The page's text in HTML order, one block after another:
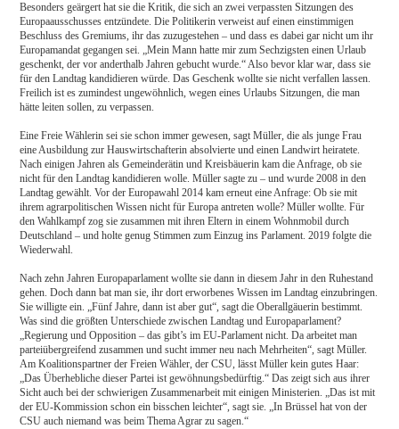
Besonders geärgert hat sie die Kritik, die sich an zwei verpassten Sitzungen des
Europaausschusses entzündete. Die Politikerin verweist auf einen einstimmigen
Beschluss des Gremiums, ihr das zuzugestehen – und dass es dabei gar nicht um ihr
Europamandat gegangen sei. „Mein Mann hatte mir zum Sechzigsten einen Urlaub
geschenkt, der vor anderthalb Jahren gebucht wurde.“ Also bevor klar war, dass sie
für den Landtag kandidieren würde. Das Geschenk wollte sie nicht verfallen lassen.
Freilich ist es zumindest ungewöhnlich, wegen eines Urlaubs Sitzungen, die man
hätte leiten sollen, zu verpassen.
Eine Freie Wählerin sei sie schon immer gewesen, sagt Müller, die als junge Frau
eine Ausbildung zur Hauswirtschafterin absolvierte und einen Landwirt heiratete.
Nach einigen Jahren als Gemeinderätin und Kreisbäuerin kam die Anfrage, ob sie
nicht für den Landtag kandidieren wolle. Müller sagte zu – und wurde 2008 in den
Landtag gewählt. Vor der Europawahl 2014 kam erneut eine Anfrage: Ob sie mit
ihrem agrarpolitischen Wissen nicht für Europa antreten wolle? Müller wollte. Für
den Wahlkampf zog sie zusammen mit ihren Eltern in einem Wohnmobil durch
Deutschland – und holte genug Stimmen zum Einzug ins Parlament. 2019 folgte die
Wiederwahl.
Nach zehn Jahren Europaparlament wollte sie dann in diesem Jahr in den Ruhestand
gehen. Doch dann bat man sie, ihr dort erworbenes Wissen im Landtag einzubringen.
Sie willigte ein. „Fünf Jahre, dann ist aber gut“, sagt die Oberallgäuerin bestimmt.
Was sind die größten Unterschiede zwischen Landtag und Europaparlament?
„Regierung und Opposition – das gibt’s im EU-Parlament nicht. Da arbeitet man
parteiübergreifend zusammen und sucht immer neu nach Mehrheiten“, sagt Müller.
Am Koalitionspartner der Freien Wähler, der CSU, lässt Müller kein gutes Haar:
„Das Überhebliche dieser Partei ist gewöhnungsbedürftig.“ Das zeigt sich aus ihrer
Sicht auch bei der schwierigen Zusammenarbeit mit einigen Ministerien. „Das ist mit
der EU-Kommission schon ein bisschen leichter“, sagt sie. „In Brüssel hat von der
CSU auch niemand was beim Thema Agrar zu sagen.“